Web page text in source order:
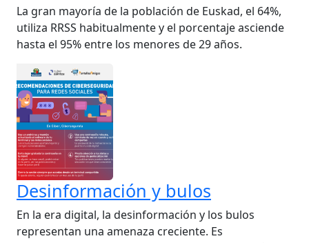
La gran mayoría de la población de Euskad, el 64%,
utiliza RRSS habitualmente y el porcentaje asciende
hasta el 95% entre los menores de 29 años.
Desinformación y bulos
En la era digital, la desinformación y los bulos
representan una amenaza creciente. Es